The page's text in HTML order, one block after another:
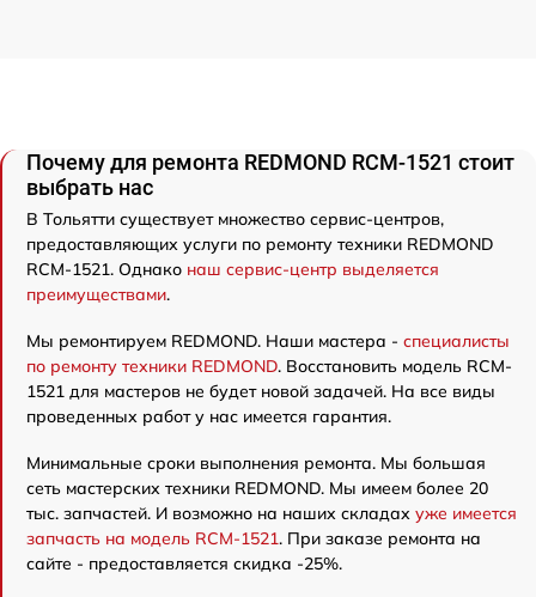
Почему для ремонта REDMOND RCM-1521 стоит
выбрать нас
В Тольятти существует множество сервис-центров,
предоставляющих услуги по ремонту техники REDMOND
RCM-1521. Однако наш сервис-центр выделяется
преимуществами.
Мы ремонтируем REDMOND. Наши мастера - специалисты
по ремонту техники REDMOND. Восстановить модель RCM-
1521 для мастеров не будет новой задачей. На все виды
проведенных работ у нас имеется гарантия.
Минимальные сроки выполнения ремонта. Мы большая
сеть мастерских техники REDMOND. Мы имеем более 20
тыс. запчастей. И возможно на наших складах уже имеется
запчасть на модель RCM-1521. При заказе ремонта на
сайте - предоставляется скидка -25%.